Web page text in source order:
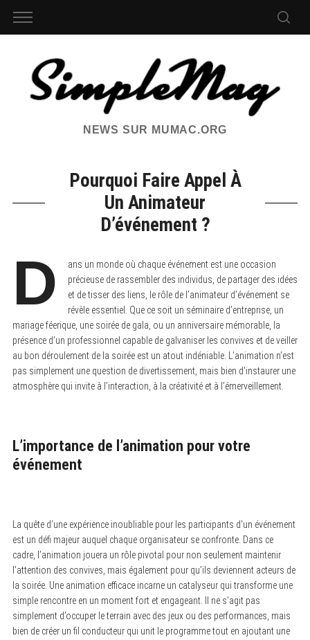
NEWS SUR MUMAC.ORG
Pourquoi Faire Appel À
Un Animateur
D’événement ?
D
ans un monde où chaque événement est une occasion
précieuse de rassembler des individus, de partager des idées
et de tisser des liens, le rôle de l’animateur d’événement se
révèle essentiel. Que ce soit un séminaire d’entreprise, un
mariage féerique, une soirée de gala, ou un anniversaire mémorable, la
présence d’un professionnel capable de galvaniser les convives et de veiller
au bon déroulement de la soirée est un atout indéniable. L’animation n’est
pas simplement une question de divertissement, mais bien d’instaurer une
atmosphère qui invite à l’interaction, à la créativité et à l’émerveillement.
L’importance de l’animation pour votre
événement
La quête d’une expérience inoubliable pour les participants d’un événement
est un défi majeur auquel chaque organisateur se confronte. Dans ce
cadre, l’animation jouera un rôle pivotal pour non seulement maintenir
l’attention des convives, mais également pour qu’ils deviennent acteurs de
la soirée. Une animation efficace incarne un catalyseur qui transforme une
simple rencontre en un moment fort et engageant. Il ne s’agit pas
simplement d’occuper le terrain avec des jeux ou des performances, mais
bien de créer un fil conducteur qui unit le programme tout en ajoutant une